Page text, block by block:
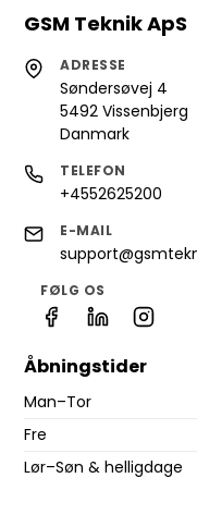
GSM Teknik ApS
ADRESSE
Søndersøvej 4
5492 Vissenbjerg
Danmark
TELEFON
+4552625200
E-MAIL
FØLG OS
Åbningstider
Man–Tor
Fre
Lør–Søn & helligdage